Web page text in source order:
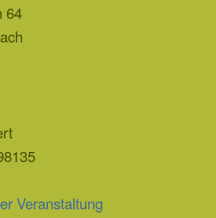
64
Veranstaltung